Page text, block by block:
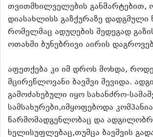
თვითმხილველების განმარტებით,
დიასახლისს გაზქურაზე
რომელმაც ადუღების შედეგად
ოთახში ბუნებრივი აირის
აფეთქება კი იმ დროს მოხდა,
მცირეწლოვანი ბავშვი შევიდა.
გამოძახებული იყო სახანძრო-
სამსახურები,იმყოფებოდა
წარმომადგენლობაც და
ხელისუფლებაც,თუმცა ბავშვის